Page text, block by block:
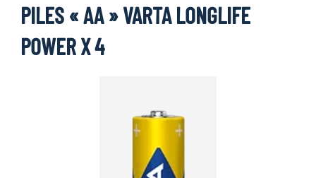
PILES « AA » VARTA LONGLIFE
POWER X 4